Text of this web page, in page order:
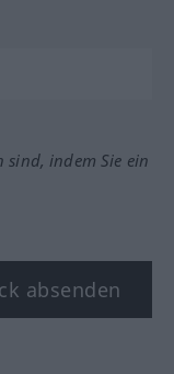
sind, indem Sie ein
absenden